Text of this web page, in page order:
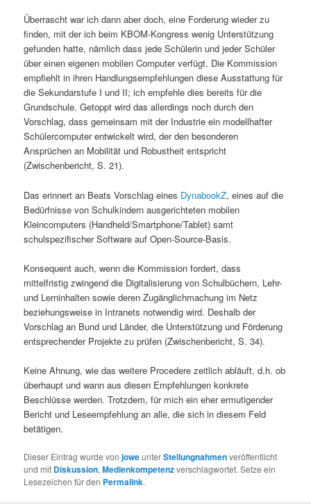
Überrascht war ich dann aber doch, eine Forderung wieder zu
finden, mit der ich beim KBOM-Kongress wenig Unterstützung
gefunden hatte, nämlich dass jede Schülerin und jeder Schüler
über einen eigenen mobilen Computer verfügt. Die Kommission
empfiehlt in ihren Handlungsempfehlungen diese Ausstattung für
die Sekundarstufe I und II; ich empfehle dies bereits für die
Grundschule. Getoppt wird das allerdings noch durch den
Vorschlag, dass gemeinsam mit der Industrie ein modellhafter
Schülercomputer entwickelt wird, der den besonderen
Ansprüchen an Mobilität und Robustheit entspricht
(Zwischenbericht, S. 21).
Das erinnert an Beats Vorschlag eines DynabookZ, eines auf die
Bedürfnisse von Schulkindern ausgerichteten mobilen
Kleincomputers (Handheld/Smartphone/Tablet) samt
schulspezifischer Software auf Open-Source-Basis.
Konsequent auch, wenn die Kommission fordert, dass
mittelfristig zwingend die Digitalisierung von Schulbüchern, Lehr-
und Lerninhalten sowie deren Zugänglichmachung im Netz
beziehungsweise in Intranets notwendig wird. Deshalb der
Vorschlag an Bund und Länder, die Unterstützung und Förderung
entsprechender Projekte zu prüfen (Zwischenbericht, S. 34).
Keine Ahnung, wie das weitere Procedere zeitlich abläuft, d.h. ob
überhaupt und wann aus diesen Empfehlungen konkrete
Beschlüsse werden. Trotzdem, für mich ein eher ermutigender
Bericht und Leseempfehlung an alle, die sich in diesem Feld
betätigen.
Dieser Eintrag wurde vonjoweunterStellungnahmenveröffentlicht
und mit Diskussion,Medienkompetenzverschlagwortet. Setze ein
Lesezeichen für den Permalink.